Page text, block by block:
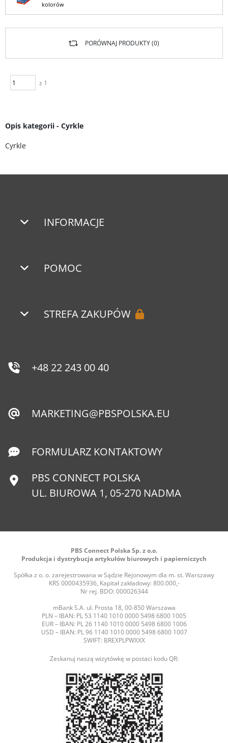
kolorów
z 1
PORÓWNAJ PRODUKTY (0)
Opis kategorii - Cyrkle
Cyrkle
INFORMACJE
POMOC
STREFA ZAKUPÓW
+48 22 243 00 40
MARKETING@PBSPOLSKA.EU
FORMULARZ KONTAKTOWY
PBS CONNECT POLSKA
UL. BIUROWA 1, 05-270 NADMA
PBS Connect Polska Sp. z o.o.
Produkcja i dystrybucja artykułów biurowych i papierniczych
Spółka z o. o. zarejestrowana w Sądzie Rejonowym dla m. st. Warszawy
KRS 0000435936, Kapitał zakładowy: 800.000,-
Nr rej. BDO: 000026344
mBank S.A. ul. Prosta 18, 00-850 Warszawa
PLN – IBAN: PL 53 1140 1010 0000 5498 6800 1005
EUR – IBAN: PL 26 1140 1010 0000 5498 6800 1006
USD – IBAN: PL 96 1140 1010 0000 5498 6800 1007
SWIFT: BREXPLPWXXX
Zeskanuj naszą wizytówkę w postaci kodu QR: